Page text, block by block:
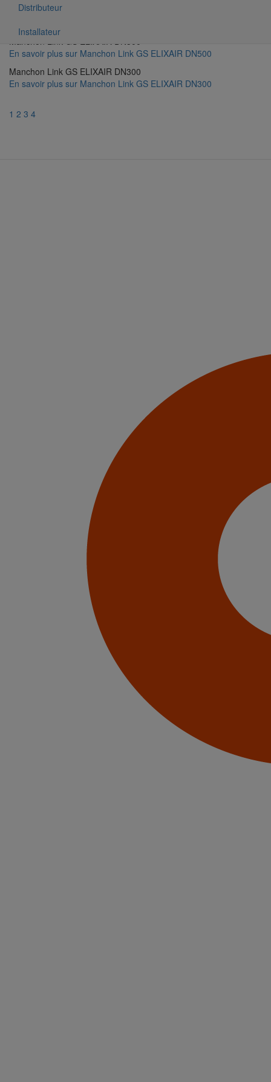
Distributeur
Installateur
Manchon Link GS ELIXAIR DN500
En savoir plus sur Manchon Link GS ELIXAIR DN500
Manchon Link GS ELIXAIR DN300
En savoir plus sur Manchon Link GS ELIXAIR DN300
1 2 3 4